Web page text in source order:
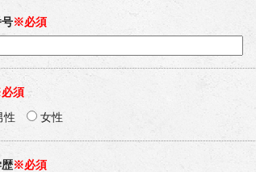
※必須
須
性
女性
※必須